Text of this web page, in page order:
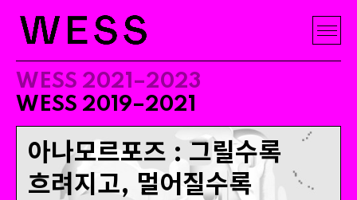
WESS 2021–2023
WESS 2019–2021
아나모르포즈 : 그릴수록
흐려지고, 멀어질수록